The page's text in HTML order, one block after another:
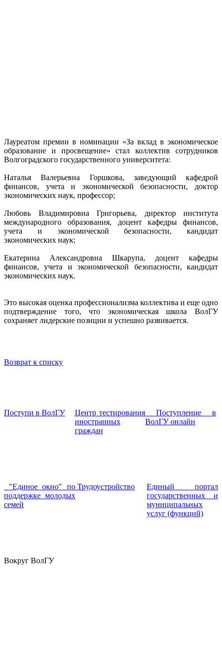
Лауреатом премии в номинации «За вклад в экономическое
образование и просвещение» стал коллектив сотрудников
Волгоградского государственного университета:
Наталья Валерьевна Горшкова, заведующий кафедрой
финансов, учета и экономической безопасности, доктор
экономических наук, профессор;
Любовь Владимировна Григорьева, директор института
международного образования, доцент кафедры финансов,
учета и экономической безопасности, кандидат
экономических наук;
Екатерина Александровна Шкарупа, доцент кафедры
финансов, учета и экономической безопасности, кандидат
экономических наук.
Это высокая оценка профессионализма коллектива и еще одно
подтверждение того, что экономическая школа ВолГУ
сохраняет лидерские позиции и успешно развивается.
Возврат к списку
Поступи в ВолГУ
Центр тестирования
иностранных
граждан
Поступление в
ВолГУ онлайн
"Единое окно" по
поддержке молодых
семей
Трудоустройство
Единый портал
государственных и
муниципальных
услуг (функций)
Вокруг ВолГУ